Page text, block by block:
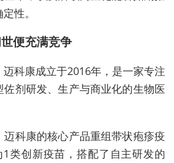
性。
便充满竞争
迈科康成立于2016年， 是一家专注
剂研发、生产与商业化的生物医
科康的核心产品重组带状疱疹疫
1类创新疫苗，搭配了自主研发的